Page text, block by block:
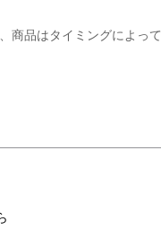
商品はタイミングによって